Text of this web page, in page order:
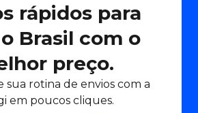
rápidos para
Brasil com o
preço.
sua rotina de envios com a
em poucos cliques.